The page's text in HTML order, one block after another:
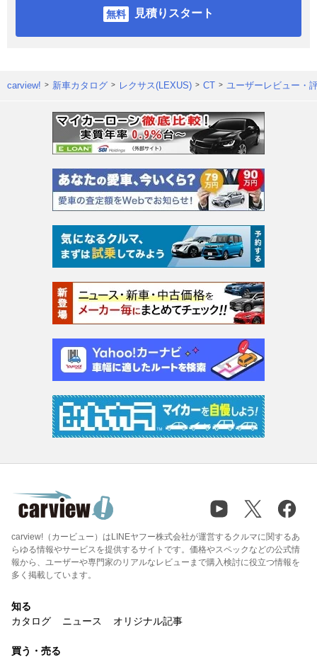
見積りスタート
carview! 新車カタログ レクサス(LEXUS) CT ユーザーレビュー・
carview!（カービュー）はLINEヤフー株式会社が運営するクルマに関するあ
らゆる情報やサービスを提供するサイトです。価格やスペックなどの公式情
報から、ユーザーや専門家のリアルなレビューまで購入検討に役立つ情報を
多く掲載しています。
知る
カタログ
ニュース オリジナル記事
買う・売る